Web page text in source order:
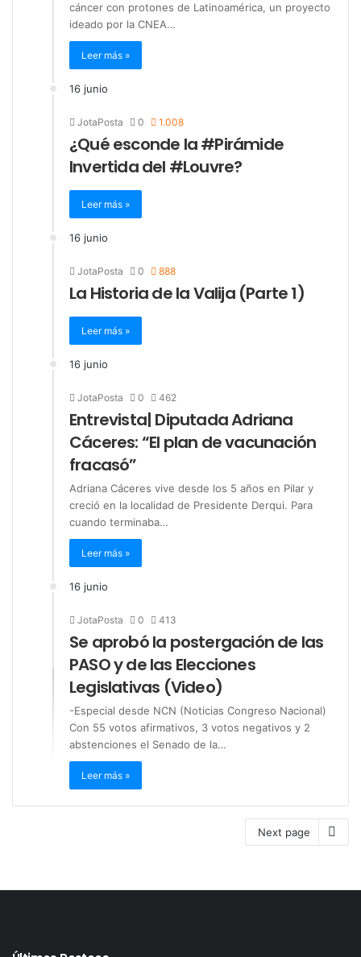
cáncer con protones de Latinoamérica, un proyecto
ideado por la CNEA…
Leer más »
16 junio
JotaPosta 0 1.008
¿Qué esconde la #Pirámide
Invertida del #Louvre?
Leer más »
16 junio
JotaPosta 0 888
La Historia de la Valija (Parte 1)
Leer más »
16 junio
JotaPosta 0 462
Entrevista| Diputada Adriana
Cáceres: “El plan de vacunación
fracasó”
Adriana Cáceres vive desde los 5 años en Pilar y
creció en la localidad de Presidente Derqui. Para
cuando terminaba…
Leer más »
16 junio
JotaPosta 0 413
Se aprobó la postergación de las
PASO y de las Elecciones
Legislativas (Video)
-Especial desde NCN (Noticias Congreso Nacional)
Con 55 votos afirmativos, 3 votos negativos y 2
abstenciones el Senado de la…
Leer más »
Next page